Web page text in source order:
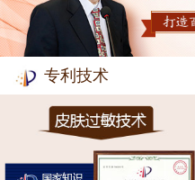
专利技术